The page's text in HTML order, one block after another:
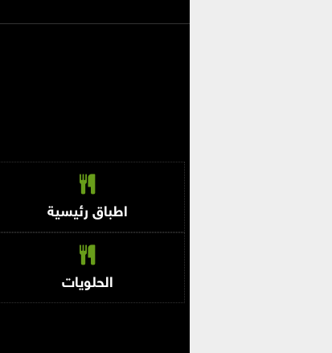
اطباق رئيسية
الحلويات